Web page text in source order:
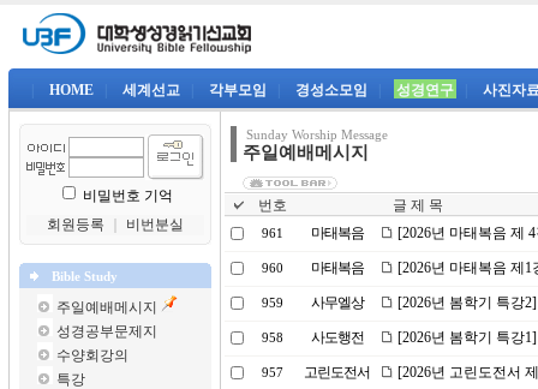
HOME 세계선교 각부모임 경성소모임 성경연구 사진자
비밀번호 기억
회원등록
비번분실
Bible Study
주일예배메시지
성경공부문제지
수양회강의
특강
Sunday Worship Message
주일예배메시지
번호 글 제 목
961 마태복음 [2026년 마태복음 제
960 마태복음 [2026년 마태복음 제
959 사무엘상 [2026년 봄학기 특강
958 사도행전 [2026년 봄학기 특강
957 고린도전서 [2026년 고린도전서